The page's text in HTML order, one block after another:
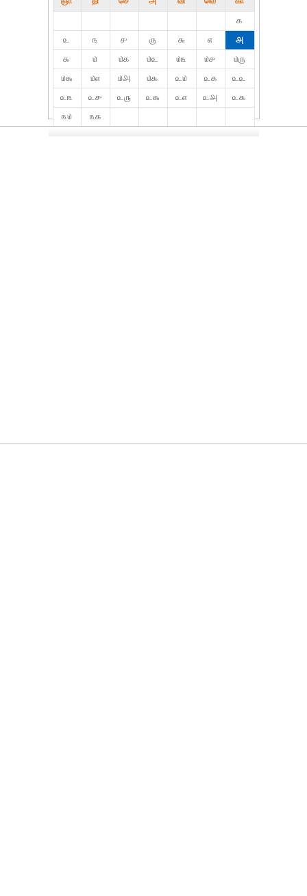
௧
௨
௩ ௪ ௫ ௬ ௭
௮
௯
௰ ௰௧ ௰௨ ௰௩ ௰௪
௰௫
௰௬
௰௭ ௰௮ ௰௯ ௨௰ ௨௧
௨௨
௨௩
௨௪ ௨௫ ௨௬ ௨௭ ௨௮
௨௯
௩௰
௩௧